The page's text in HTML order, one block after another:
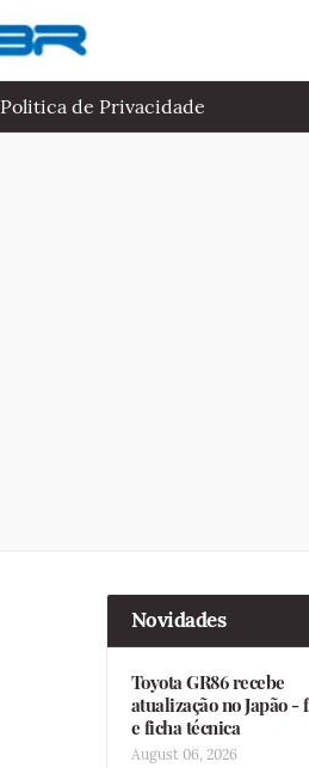
Politica de Privacidade
Novidades
Toyota GR86 recebe
atualização no Japão -
e ficha técnica
August 06, 2026